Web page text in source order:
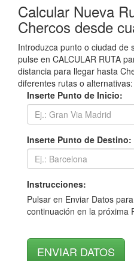
Calcular Nueva
Chercos desde
Introduzca punto o ciudad de
pulse en CALCULAR RUTA
distancia para llegar hasta
diferentes rutas o alternativas:
Inserte Punto de Inicio:
Inserte Punto de Destino:
Instrucciones:
Pulsar en Enviar Datos
continuación en la próxima